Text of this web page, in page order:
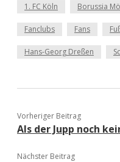
1. FC Köln Borussia
Fanclubs Fans
Hans-Georg Dreßen
Vorheriger Beitrag
Als der Jupp noch
Nächster Beitrag